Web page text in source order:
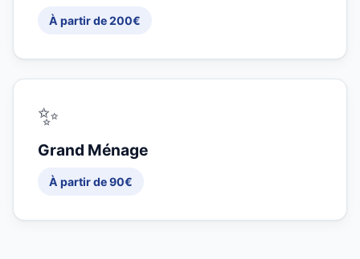
À partir de 200€
✨
Grand Ménage
À partir de 90€